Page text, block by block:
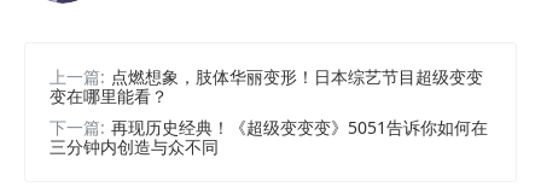
上一篇: 点燃想象，肢体华丽变形！日本综艺节目超级变变
变在哪里能看？
下一篇: 再现历史经典！《超级变变变》5051告诉你如何在
三分钟内创造与众不同